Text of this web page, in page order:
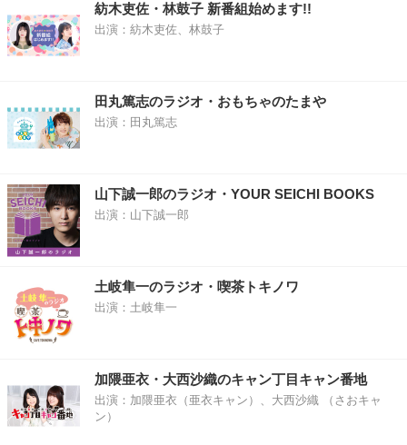
紡木吏佐・林鼓子 新番組始めます!!
出演：紡木吏佐、林鼓子
田丸篤志のラジオ・おもちゃのたまや
出演：田丸篤志
山下誠一郎のラジオ・YOUR SEICHI BOOKS
出演：山下誠一郎
土岐隼一のラジオ・喫茶トキノワ
出演：土岐隼一
加隈亜衣・大西沙織のキャン丁目キャン番地
出演：加隈亜衣（亜衣キャン）、大西沙織 （さおキャ
ン）